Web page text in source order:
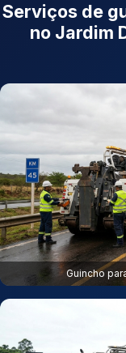
Serviços de
no Jardim
Guincho